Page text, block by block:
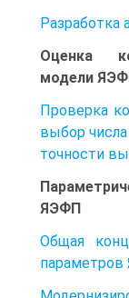
Разработка
Оценка
модели
Проверка
выбор
точности
ЯЭФП
Общая